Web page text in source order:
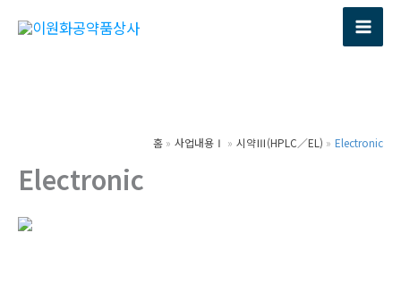
홈 사업내용Ⅰ 시약Ⅲ(HPLC／EL) Electronic
Electronic